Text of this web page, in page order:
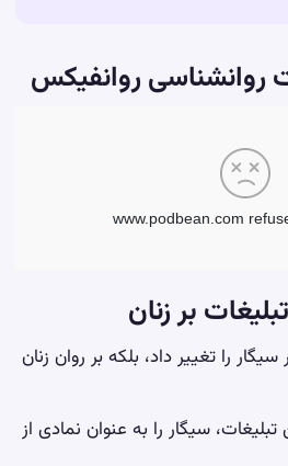
بر زنان
را تغییر داد، بلکه بر روان زنان
تبلیغات، سیگار را به عنوان نمادی از